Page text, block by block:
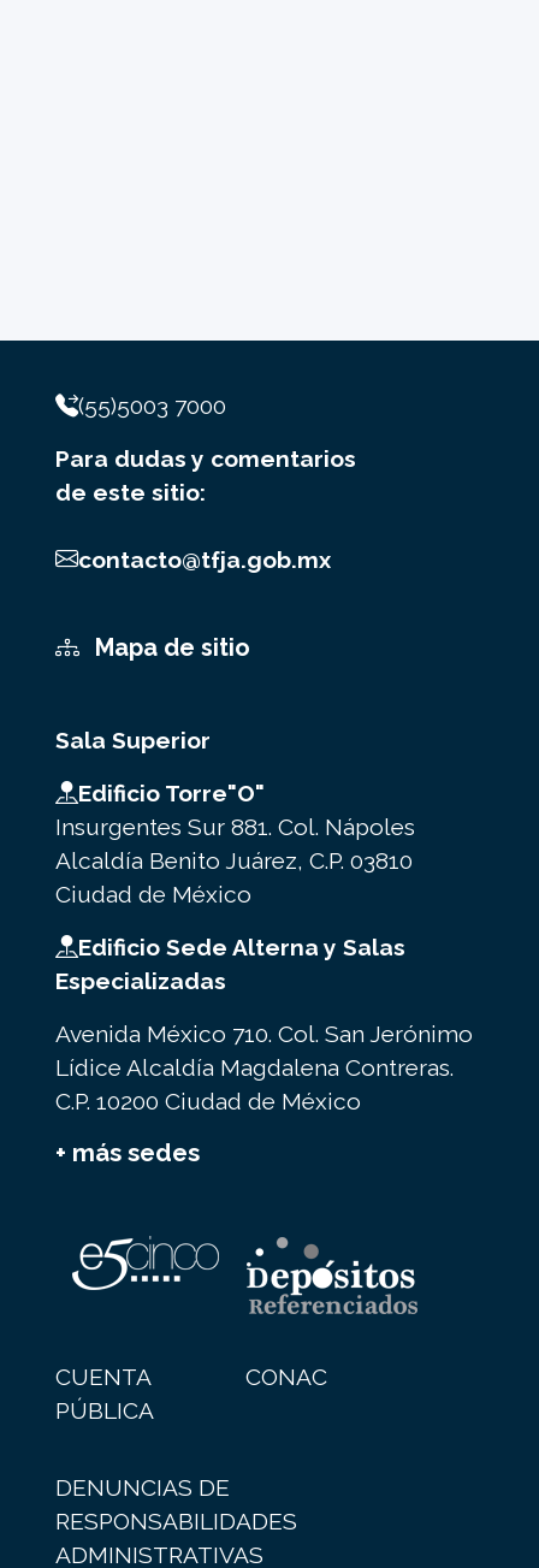
(55)5003 7000
Para dudas y comentarios
de este sitio:
contacto@tfja.gob.mx
Mapa de sitio
Sala Superior
Edificio Torre"O"
Insurgentes Sur 881. Col. Nápoles
Alcaldía Benito Juárez, C.P. 03810
Ciudad de México
Edificio Sede Alterna y Salas
Especializadas
Avenida México 710. Col. San Jerónimo
Lídice Alcaldía Magdalena Contreras.
C.P. 10200 Ciudad de México
+ más sedes
CUENTA
PÚBLICA
CONAC
DENUNCIAS DE
RESPONSABILIDADES
ADMINISTRATIVAS